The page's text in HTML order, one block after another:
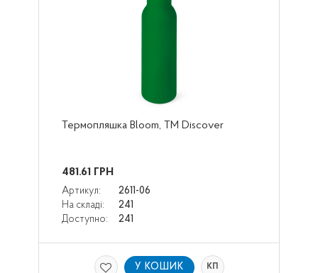
Термопляшка Bloom, ТМ Discover
481.61 ГРН
Артикул:
2611-06
На складі:
241
Доступно:
241
У КОШИК КП